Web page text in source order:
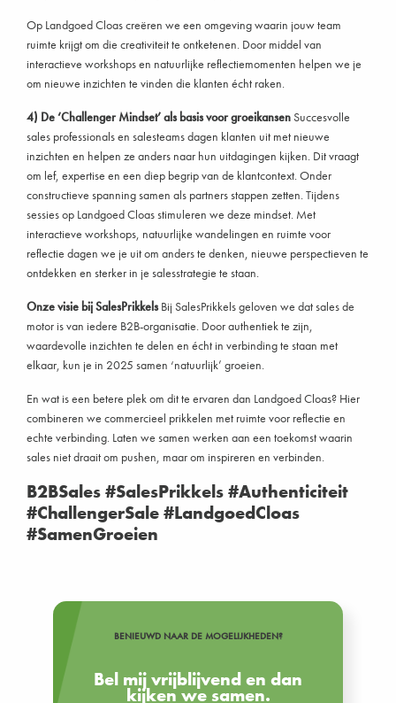
Op Landgoed Cloas creëren we een omgeving waarin jouw team
ruimte krijgt om die creativiteit te ontketenen. Door middel van
interactieve workshops en natuurlijke reflectiemomenten helpen we je
om nieuwe inzichten te vinden die klanten écht raken.
4) De ‘Challenger Mindset’ als basis voor groeikansenSuccesvolle
sales professionals en salesteams dagen klanten uit met nieuwe
inzichten en helpen ze anders naar hun uitdagingen kijken. Dit vraagt
om lef, expertise en een diep begrip van de klantcontext. Onder
constructieve spanning samen als partners stappen zetten. Tijdens
sessies op Landgoed Cloas stimuleren we deze mindset. Met
interactieve workshops, natuurlijke wandelingen en ruimte voor
reflectie dagen we je uit om anders te denken, nieuwe perspectieven te
ontdekken en sterker in je salesstrategie te staan.
Onze visie bij SalesPrikkelsBij SalesPrikkels geloven we dat sales de
motor is van iedere B2B-organisatie. Door authentiek te zijn,
waardevolle inzichten te delen en écht in verbinding te staan met
elkaar, kun je in 2025 samen ‘natuurlijk’ groeien.
En wat is een betere plek om dit te ervaren dan Landgoed Cloas? Hier
combineren we commercieel prikkelen met ruimte voor reflectie en
echte verbinding. Laten we samen werken aan een toekomst waarin
sales niet draait om pushen, maar om inspireren en verbinden.
B2BSales #SalesPrikkels #Authenticiteit
#ChallengerSale #LandgoedCloas
#SamenGroeien
BENIEUWD NAAR DE MOGELIJKHEDEN?
Bel mij vrijblijvend en dan
kijken we samen.